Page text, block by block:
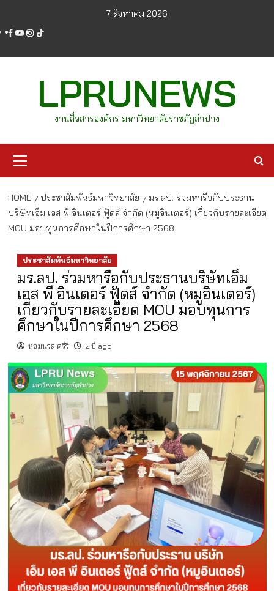
content
7 สิงหาคม 2026
facebook
youtube
instagram
tiktok
LPRUNEWS
งานสื่อสารองค์กร มหาวิทยาลัยราชภัฏลำปาง
Menu
HOME ประชาสัมพันธ์มหาวิทยาลัย
มร.ลป. ร่วมหารือกับประธาน
บริษัทเอ็ม เอส พี อินเตอร์ ฟู้ดส์ จำกัด (หมูอินเตอร์) เกี่ยวกับรายละเอียด
MOU มอบทุนการศึกษาในปีการศึกษา 2568
ประชาสัมพันธ์มหาวิทยาลัย
มร.ลป. ร่วมหารือกับประธานบริษัทเอ็ม
เอส พี อินเตอร์ ฟู้ดส์ จำกัด (หมูอินเตอร์)
เกี่ยวกับรายละเอียด MOU มอบทุนการ
ศึกษาในปีการศึกษา 2568
หอมนวล ศรีริ 2 ปี ago